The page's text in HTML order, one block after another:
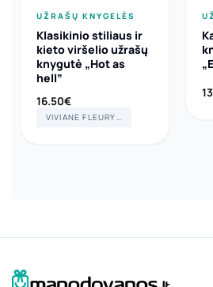
UŽRAŠŲ KNYGELĖS
Klasikinio stiliaus ir
kieto viršelio užrašų
knygutė „Hot as
hell”
16.50€